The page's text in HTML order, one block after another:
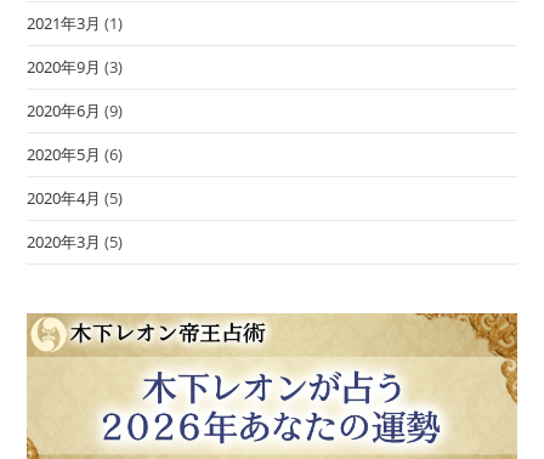
2021年3月 (1)
2020年9月 (3)
2020年6月 (9)
2020年5月 (6)
2020年4月 (5)
2020年3月 (5)